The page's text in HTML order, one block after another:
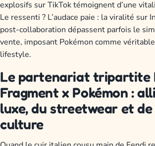
explosifs sur TikTok témoignent d’une
Le ressenti ? L’audace paie : la viralité sur
post-collaboration dépassent parfois le
vente, imposant Pokémon comme
lifestyle.
Le partenariat tripartite
Fragment x Pokémon :
luxe, du streetwear et
culture